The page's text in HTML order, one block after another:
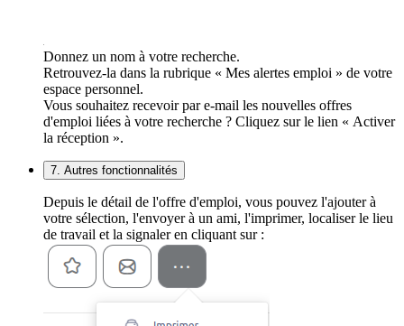
Donnez un nom à votre recherche.
Retrouvez-la dans la rubrique « Mes alertes emploi » de votre
espace personnel.
Vous souhaitez recevoir par e-mail les nouvelles offres
d'emploi liées à votre recherche ? Cliquez sur le lien « Activer
la réception ».
7. Autres fonctionnalités
Depuis le détail de l'offre d'emploi, vous pouvez l'ajouter à
votre sélection, l'envoyer à un ami, l'imprimer, localiser le lieu
de travail et la signaler en cliquant sur :